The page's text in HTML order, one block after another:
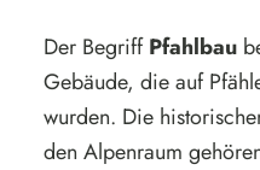
Der BegriffPfahlbau
Gebäude, die auf
wurden. Die
den Alpenraum